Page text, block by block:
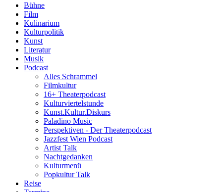
Bühne
Film
Kulinarium
Kulturpolitik
Kunst
Literatur
Musik
Podcast
Alles Schrammel
Filmkultur
16+ Theaterpodcast
Kulturviertelstunde
Kunst.Kultur.Diskurs
Paladino Music
Perspektiven - Der Theaterpodcast
Jazzfest Wien Podcast
Artist Talk
Nachtgedanken
Kulturmenü
Popkultur Talk
Reise